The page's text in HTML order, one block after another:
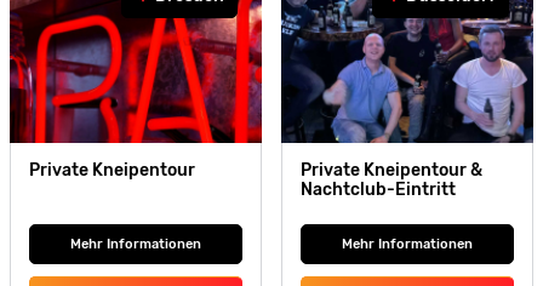
Private Kneipentour
Mehr Informationen
Private Kneipentour &
Nachtclub-Eintritt
Mehr Informationen